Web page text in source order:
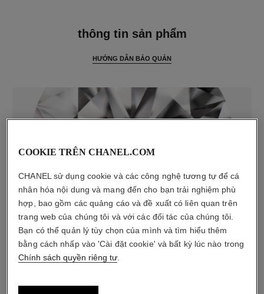
thông tin sản phẩm
HƯỚNG DẪN BẢO QUẢN
kim cương
Đính 42 viên kim cương giác cắt brilliant với tổng trọng
lượng 1,33 carat
Các đặc điểm của mỗi thiết kế có thể khác nhau**
COOKIE TRÊN CHANEL.COM
CHANEL sử dụng cookie và các công nghệ tương tự để cá
nhân hóa nội dung và mang đến cho bạn trải nghiệm phù
hợp, bao gồm các quảng cáo và đề xuất có liên quan trên
trang web của chúng tôi và với các đối tác của chúng tôi.
Bạn có thể quản lý tùy chọn của mình và tìm hiểu thêm
bằng cách nhấp vào 'Cài đặt cookie' và bất kỳ lúc nào trong
Chính sách quyền riêng tư